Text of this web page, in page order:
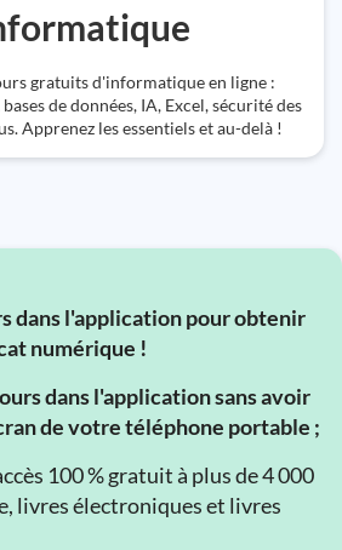
gratuits d'informatique en ligne :
de données, IA, Excel, sécurité des
Apprenez les essentiels et au-delà !
dans l'application pour obtenir
numérique !
dans l'application sans avoir
de votre téléphone portable ;
100 % gratuit à plus de 4 000
livres électroniques et livres